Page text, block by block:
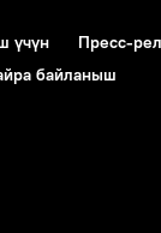
үчүн Пресс-
байланыш